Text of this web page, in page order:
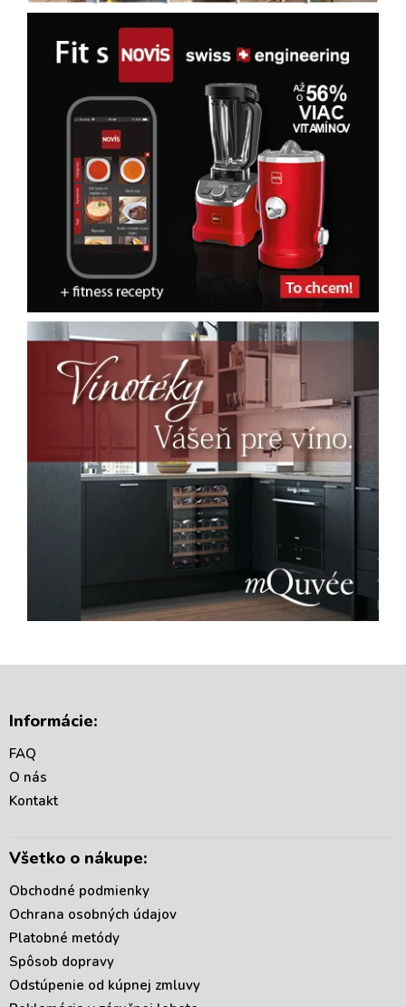
Informácie:
FAQ
O nás
Kontakt
Všetko o nákupe:
Obchodné podmienky
Ochrana osobných údajov
Platobné metódy
Spôsob dopravy
Odstúpenie od kúpnej zmluvy